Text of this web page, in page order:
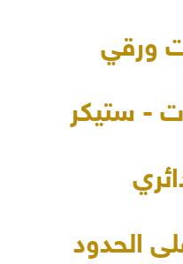
ورقي
- ستيكر
الحدود